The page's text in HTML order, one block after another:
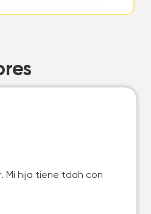
Mi hija tiene tdah con